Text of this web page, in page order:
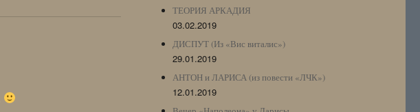
ТЕОРИЯ АРКАДИЯ
03.02.2019
ДИСПУТ (Из «Вис виталис»)
29.01.2019
АНТОН и ЛАРИСА (из повести «ЛЧК»)
12.01.2019